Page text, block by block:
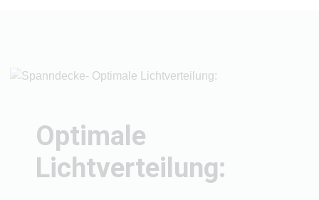
Optimale
Lichtverteilung: